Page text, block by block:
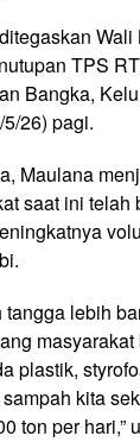
TPS
Bangka,
26) pagi.
Maulana
saat ini telah
tangga lebih
plastik,
kita
ton per hari,”